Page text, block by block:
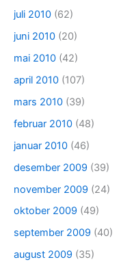
juli 2010 (62)
juni 2010 (20)
mai 2010 (42)
april 2010 (107)
mars 2010 (39)
februar 2010 (48)
januar 2010 (46)
desember 2009 (39)
november 2009 (24)
oktober 2009 (49)
september 2009 (40)
august 2009 (35)